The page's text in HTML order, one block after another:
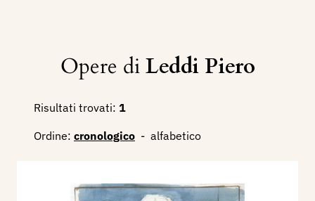
Opere diLeddi Piero
Risultati trovati: 1
Ordine: cronologico - alfabetico